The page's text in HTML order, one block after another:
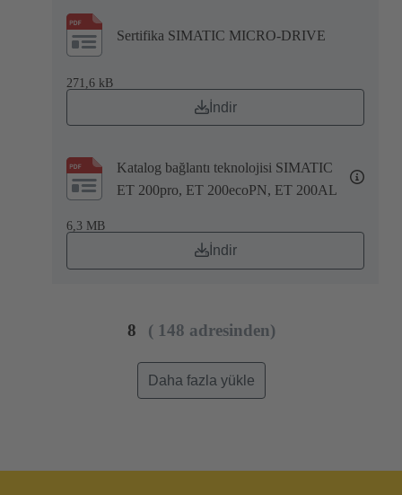
Sertifika SIMATIC MICRO-DRIVE
271,6 kB
İndir
Katalog bağlantı teknolojisi SIMATIC
ET 200pro, ET 200ecoPN, ET 200AL
6,3 MB
İndir
8 ( 148 adresinden)
Daha fazla yükle